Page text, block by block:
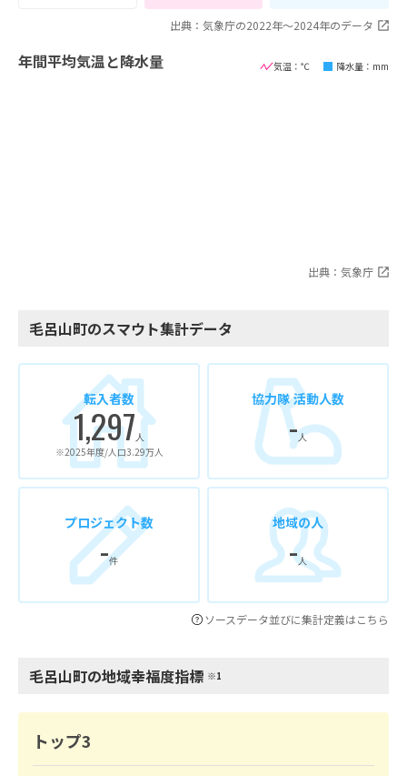
出典：気象庁の2022年〜2024年のデータ
年間平均気温と降水量 気温：℃ 降水量：mm
出典：気象庁
毛呂山町のスマウト集計データ
転入者数
1,297 人
※2025年度/人口3.29万人
協力隊 活動人数
-人
プロジェクト数
-件
地域の人
-人
ソースデータ並びに集計定義はこちら
毛呂山町の地域幸福度指標 ※1
トップ3